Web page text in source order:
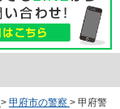
> 甲府市の警察 > 甲府警